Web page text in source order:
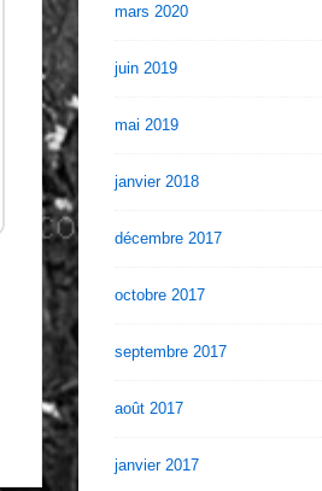
mars 2020
juin 2019
mai 2019
janvier 2018
décembre 2017
octobre 2017
septembre 2017
août 2017
janvier 2017